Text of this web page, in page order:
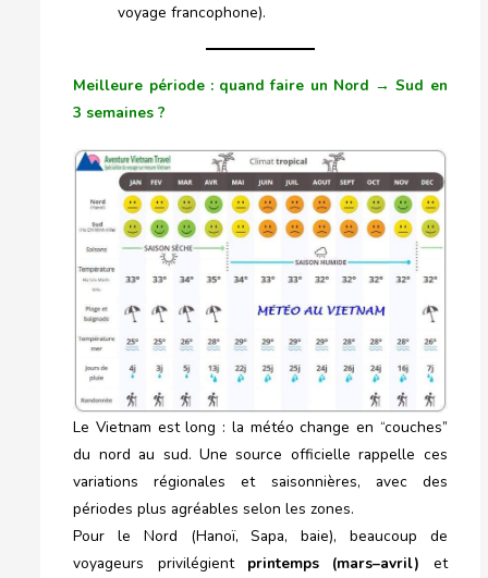
voyage francophone).
Meilleure période : quand faire un Nord → Sud en
3 semaines ?
Le Vietnam est long : la météo change en “couches”
du nord au sud. Une source officielle rappelle ces
variations régionales et saisonnières, avec des
périodes plus agréables selon les zones.
Pour le Nord (Hanoï, Sapa, baie), beaucoup de
voyageurs privilégient printemps (mars–avril) et